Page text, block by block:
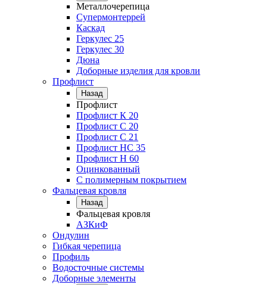
Металлочерепица
Супермонтеррей
Каскад
Геркулес 25
Геркулес 30
Дюна
Доборные изделия для кровли
Профлист
Назад
Профлист
Профлист К 20
Профлист С 20
Профлист C 21
Профлист НС 35
Профлист Н 60
Оцинкованный
С полимерным покрытием
Фальцевая кровля
Назад
Фальцевая кровля
АЗКиФ
Ондулин
Гибкая черепица
Профиль
Водосточные системы
Доборные элементы